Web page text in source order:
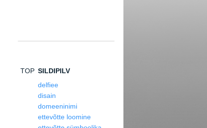
TOP SILDIPILV
delfiee
disain
domeeninimi
ettevõtte loomine